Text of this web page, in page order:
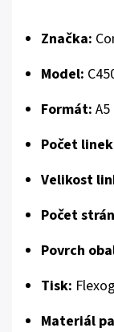
Značka:
Model:
Formát: A5
Počet
Velikost
Počet
Povrch
Tisk:
Materiál